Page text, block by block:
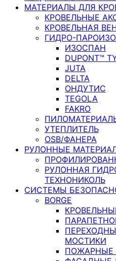
МАТЕРИАЛЫ ДЛЯ
КРОВЕЛЬНЫЕ
КРОВЕЛЬНАЯ
ГИДРО-
ИЗОСПАН
DUPONT™
JUTA
DELTA
ОНДУТИС
TEGOLA
FAKRO
УТЕПЛИТЕЛЬ
OSB/ФАНЕРА
РУЛОННЫЕ
РУЛОННАЯ
ТЕХНОНИКОЛЬ
СИСТЕМЫ
BORGE
МОСТИКИ
ПОЖАРНЫЕ